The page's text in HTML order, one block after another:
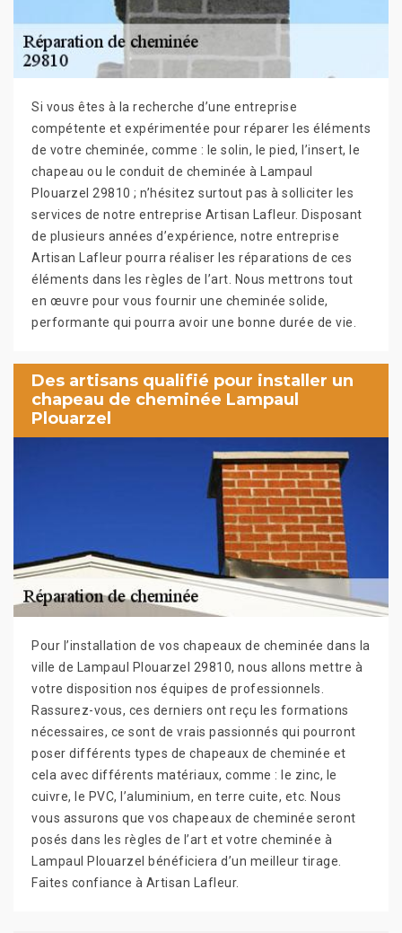
Si vous êtes à la recherche d’une entreprise
compétente et expérimentée pour réparer les éléments
de votre cheminée, comme : le solin, le pied, l’insert, le
chapeau ou le conduit de cheminée à Lampaul
Plouarzel 29810 ; n’hésitez surtout pas à solliciter les
services de notre entreprise Artisan Lafleur. Disposant
de plusieurs années d’expérience, notre entreprise
Artisan Lafleur pourra réaliser les réparations de ces
éléments dans les règles de l’art. Nous mettrons tout
en œuvre pour vous fournir une cheminée solide,
performante qui pourra avoir une bonne durée de vie.
Des artisans qualifié pour installer un
chapeau de cheminée Lampaul
Plouarzel
Pour l’installation de vos chapeaux de cheminée dans la
ville de Lampaul Plouarzel 29810, nous allons mettre à
votre disposition nos équipes de professionnels.
Rassurez-vous, ces derniers ont reçu les formations
nécessaires, ce sont de vrais passionnés qui pourront
poser différents types de chapeaux de cheminée et
cela avec différents matériaux, comme : le zinc, le
cuivre, le PVC, l’aluminium, en terre cuite, etc. Nous
vous assurons que vos chapeaux de cheminée seront
posés dans les règles de l’art et votre cheminée à
Lampaul Plouarzel bénéficiera d’un meilleur tirage.
Faites confiance à Artisan Lafleur.